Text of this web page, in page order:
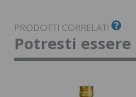
PRODOTTI CORRELATI
Potresti